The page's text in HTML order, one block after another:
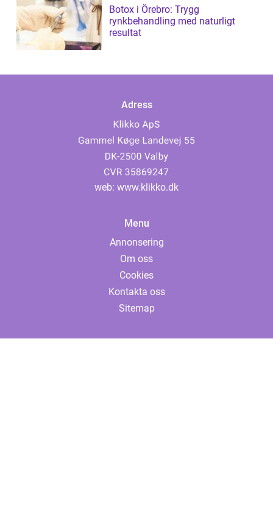
Botox i Örebro: Trygg
rynkbehandling med naturligt
resultat
Adress
web: www.klikko.dk
Menu
Annonsering
Om oss
Cookies
Kontakta oss
Sitemap